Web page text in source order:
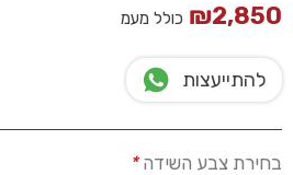
₪2,850 כולל מעמ
להתייעצות
בחירת צבע השידה*